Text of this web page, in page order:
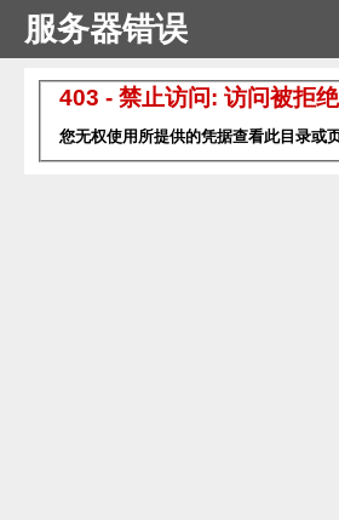
服务器错误
403 - 禁止访问: 访问被拒绝
您无权使用所提供的凭据查看此目录或页